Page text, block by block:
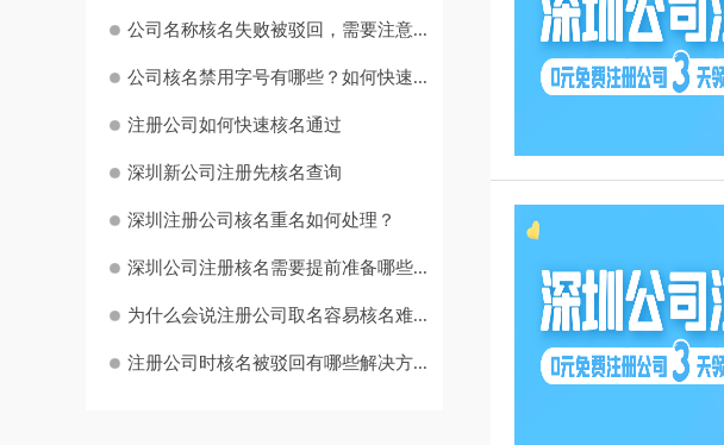
公司名称核名失败被驳回，需要注意...
公司核名禁用字号有哪些？如何快速...
注册公司如何快速核名通过
深圳新公司注册先核名查询
深圳注册公司核名重名如何处理？
深圳公司注册核名需要提前准备哪些...
为什么会说注册公司取名容易核名难...
注册公司时核名被驳回有哪些解决方...